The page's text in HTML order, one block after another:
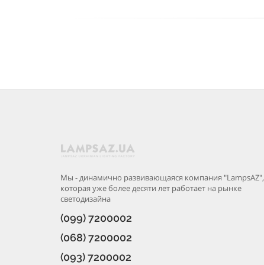
Мы - динамично развивающаяся компания "LampsAZ",
которая уже более десяти лет работает на рынке
светодизайна
(099) 7200002
(068) 7200002
(093) 7200002